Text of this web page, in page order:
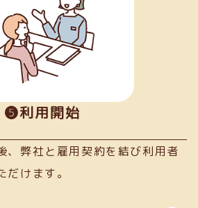
❺利用開始
、弊社と雇用契約を結び利用者
けます。